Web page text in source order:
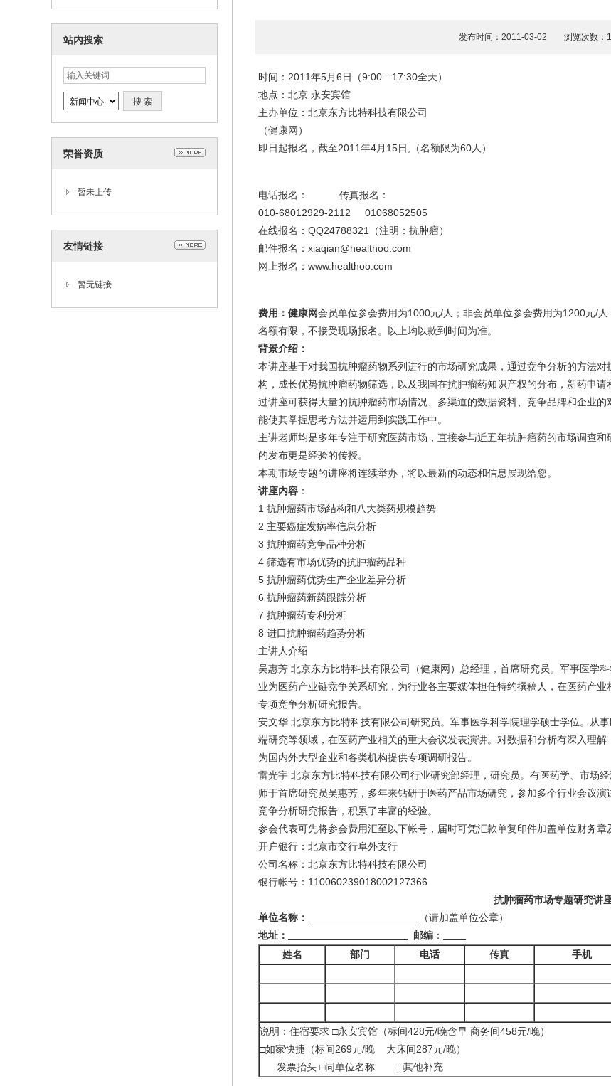
站内搜索
荣誉资质
暂未上传
友情链接
暂无链接
发布时间：2011-03-02 浏览次数
时间：2011年5月6日（9:00—17:30全天）
地点：北京 永安宾馆
主办单位：北京东方比特科技有限公司
（健康网）
即日起报名，截至2011年4月15日,（名额限为60人）
电话报名： 传真报名：
010-68012929-2112 01068052505
在线报名：QQ24788321（注明：抗肿瘤）
邮件报名： xiaqian@healthoo.com
网上报名： www.healthoo.com
费用：健康网会员单位参会费用为1000元/人；非会员单位参会费用为1200元/人
名额有限，不接受现场报名。以上均以款到时间为准。
背景介绍：
本讲座基于对我国抗肿瘤药物系列进行的市场研究成果，通过竞争分析的方法
构，成长优势抗肿瘤药物筛选，以及我国在抗肿瘤药知识产权的分布，新药申
过讲座可获得大量的抗肿瘤药市场情况、多渠道的数据资料、竞争品牌和企业
能使其掌握思考方法并运用到实践工作中。
主讲老师均是多年专注于研究医药市场，直接参与近五年抗肿瘤药的市场调查
的发布更是经验的传授。
本期市场专题的讲座将连续举办，将以最新的动态和信息展现给您。
讲座内容 ：
1 抗肿瘤药市场结构和八大类药规模趋势
2 主要癌症发病率信息分析
3 抗肿瘤药竞争品种分析
4 筛选有市场优势的抗肿瘤药品种
5 抗肿瘤药优势生产企业差异分析
6 抗肿瘤药新药跟踪分析
7 抗肿瘤药专利分析
8 进口抗肿瘤药趋势分析
主讲人介绍
吴惠芳 北京东方比特科技有限公司（健康网）总经理，首席研究员。军事医学
业为医药产业链竞争关系研究，为行业各主要媒体担任特约撰稿人，在医药产
专项竞争分析研究报告。
安文华 北京东方比特科技有限公司研究员。军事医学科学院理学硕士学位。从
端研究等领域，在医药产业相关的重大会议发表演讲。对数据和分析有深入理
为国内外大型企业和各类机构提供专项调研报告。
雷光宇 北京东方比特科技有限公司行业研究部经理，研究员。有医药学、市场
师于首席研究员吴惠芳，多年来钻研于医药产品市场研究，参加多个行业会议
竞争分析研究报告，积累了丰富的经验。
参会代表可先将参会费用汇至以下帐号，届时可凭汇款单复印件加盖单位财务章
开户银行：北京市交行阜外支行
公司名称：北京东方比特科技有限公司
银行帐号： 110060239018002127366
抗肿瘤药市场专题研究讲
单位名称：
（请加盖单位公章）
地址：
邮编 ：
姓名 部门 电话 传真 手机
说明：住宿要求 □永安宾馆（标间428元/晚含早 商务间458元/晚）
□如家快捷（标间269元/晚
大床间287元/晚）
发票抬头 □同单位名称
□其他补充